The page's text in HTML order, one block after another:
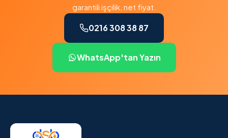
garantili işçilik, net fiyat.
0216 308 38 87
WhatsApp'tan Yazın